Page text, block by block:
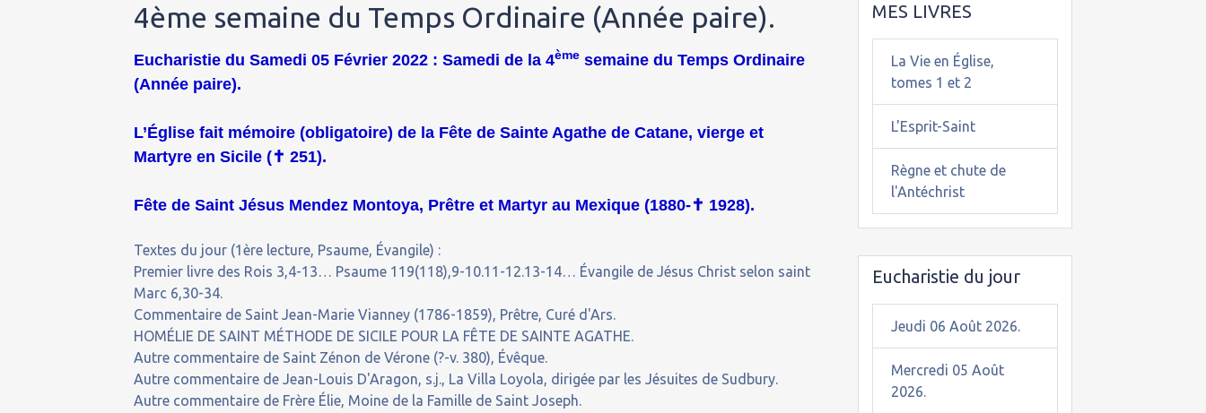
4ème semaine du Temps Ordinaire (Année paire).
Eucharistie du Samedi 05 Février 2022 : Samedi de la 4ème semaine du Temps Ordinaire
(Année paire).
L’Église fait mémoire (obligatoire) de la Fête de Sainte Agathe de Catane, vierge et
Martyre en Sicile (✝ 251).
Fête de Saint Jésus Mendez Montoya, Prêtre et Martyr au Mexique (1880-✝ 1928).
Textes du jour (1ère lecture, Psaume, Évangile) :
Premier livre des Rois 3,4-13… Psaume 119(118),9-10.11-12.13-14… Évangile de Jésus Christ selon saint
Marc 6,30-34.
Commentaire de Saint Jean-Marie Vianney (1786-1859), Prêtre, Curé d'Ars.
HOMÉLIE DE SAINT MÉTHODE DE SICILE POUR LA FÊTE DE SAINTE AGATHE.
Autre commentaire de Saint Zénon de Vérone (?-v. 380), Évêque.
Autre commentaire de Jean-Louis D'Aragon, s.j., La Villa Loyola, dirigée par les Jésuites de Sudbury.
Autre commentaire de Frère Élie, Moine de la Famille de Saint Joseph.
MES LIVRES
La Vie en Église,
tomes 1 et 2
L'Esprit-Saint
Règne et chute de
l'Antéchrist
Eucharistie du jour
Jeudi 06 Août 2026.
Mercredi 05 Août
2026.